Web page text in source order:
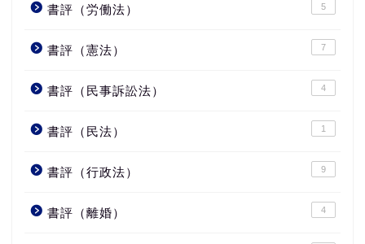
書評（労働法） 5
書評（憲法） 7
書評（民事訴訟法） 4
書評（民法） 1
書評（行政法） 9
書評（離婚） 4